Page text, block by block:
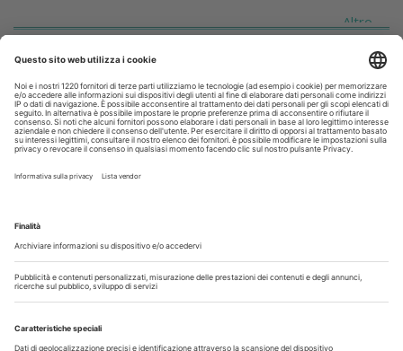
Altro...
Il flusso di lavoro dell’odontoiatra chairside